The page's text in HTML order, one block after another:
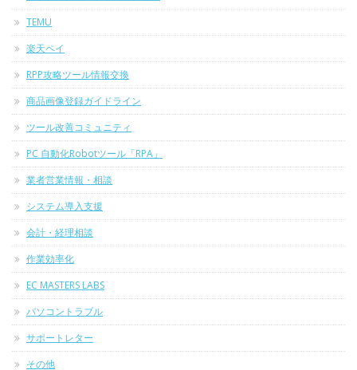
TEMU
楽天ペイ
RPP攻略ツール情報交換
商品画像登録ガイドライン
ツール改善コミュニティ
PC 自動化Robotツール「RPA」
業者営業情報・相談
システム導入支援
会計・経理相談
作業効率化
EC MASTERS LABS
パソコントラブル
サポートレター
その他